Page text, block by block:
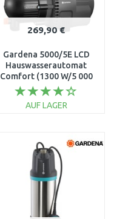
269,90 €
Gardena 5000/5E LCD
Hauswasserautomat
Comfort (1300 W/5 000
l/h) 1759-20
AUF LAGER
Vergleichen